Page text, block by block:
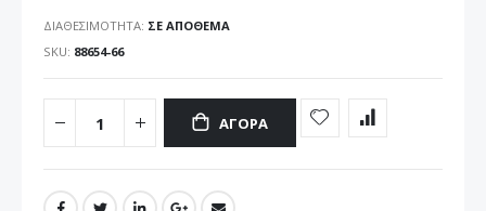
ΔΙΑΘΕΣΙΜΌΤΗΤΑ: ΣΕ ΑΠΌΘΕΜΑ
SKU 88654-66
ΑΓΟΡΆ